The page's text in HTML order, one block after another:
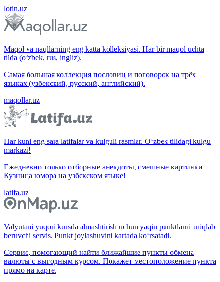
lotin.uz
Maqol va naqllarning eng katta kolleksiyasi. Har bir maqol uchta
tilda (o‘zbek, rus, ingliz).
Самая большая коллекция пословиц и поговорок на трёх
языках (узбекский, русский, английский).
maqollar.uz
Har kuni eng sara latifalar va kulguli rasmlar. O‘zbek tilidagi kulgu
markazi!
Ежедневно только отборные анекдоты, смешные картинки.
Кузница юмора на узбекском языке!
latifa.uz
Valyutani yuqori kursda almashtirish uchun yaqin punktlarni aniqlab
beruvchi servis. Punkt joylashuvini kartada ko‘rsatadi.
Сервис, помогающий найти ближайшие пункты обмена
валюты с выгодным курсом. Покажет местоположение пункта
прямо на карте.